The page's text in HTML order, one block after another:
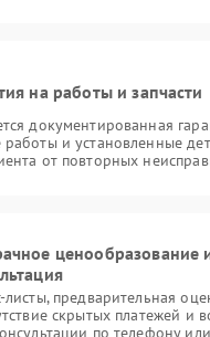
на работы и запчасти
документированная
и установленные
от повторных
ценообразование
предварительная
скрытых платежей и
по телефону